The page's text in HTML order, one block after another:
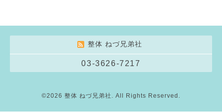
整体 ねづ兄弟社
03-3626-7217
©2026 整体 ねづ兄弟社 . All Rights Reserved.